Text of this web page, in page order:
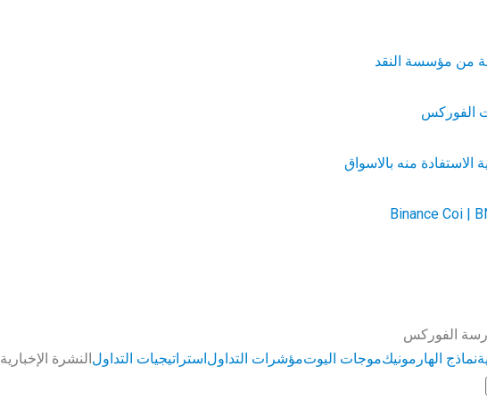
من مؤسسة النقد
الفوركس
الاستفادة منه بالاسواق
الفوركس
نماذج الهارمونيكموجات اليوتمؤشرات التداولاستراتيجيات التداولالنشرة الإخبارية